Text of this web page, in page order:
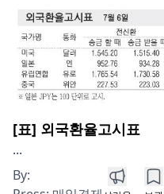
[표] 외국환율고시표
...
By: